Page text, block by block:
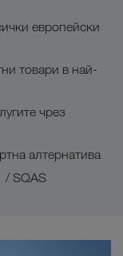
европейски
товари в най-
чрез
алтернатива
/ SQAS